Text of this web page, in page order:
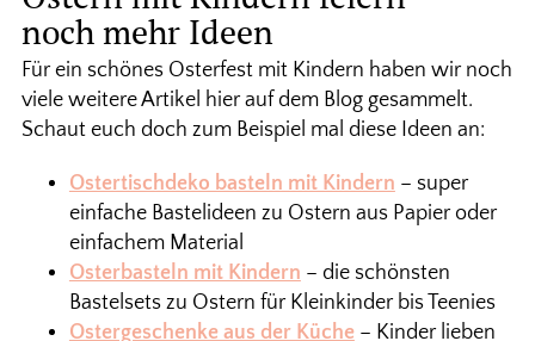
noch mehr Ideen
Für ein schönes Osterfest mit Kindern haben wir noch
viele weitere Artikel hier auf dem Blog gesammelt.
Schaut euch doch zum Beispiel mal diese Ideen an:
Ostertischdeko basteln mit Kindern – super
einfache Bastelideen zu Ostern aus Papier oder
einfachem Material
Osterbasteln mit Kindern – die schönsten
Bastelsets zu Ostern für Kleinkinder bis Teenies
Ostergeschenke aus der Küche– Kinder lieben